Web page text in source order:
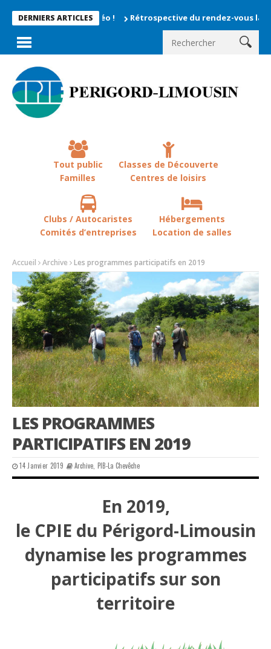
DERNIERS ARTICLESRétrospective du rendez-vous la chevêche
Tout public
Familles
Classes de Découverte
Centres de loisirs
Clubs / Autocaristes
Comités d’entreprises
Hébergements
Location de salles
Accueil Archive Les programmes participatifs en 2019
LES PROGRAMMES
PARTICIPATIFS EN 2019
14 Janvier 2019 Archive PIB-La Chevêche
En 2019,
le CPIE du Périgord-Limousin
dynamise les programmes
participatifs sur son
territoire